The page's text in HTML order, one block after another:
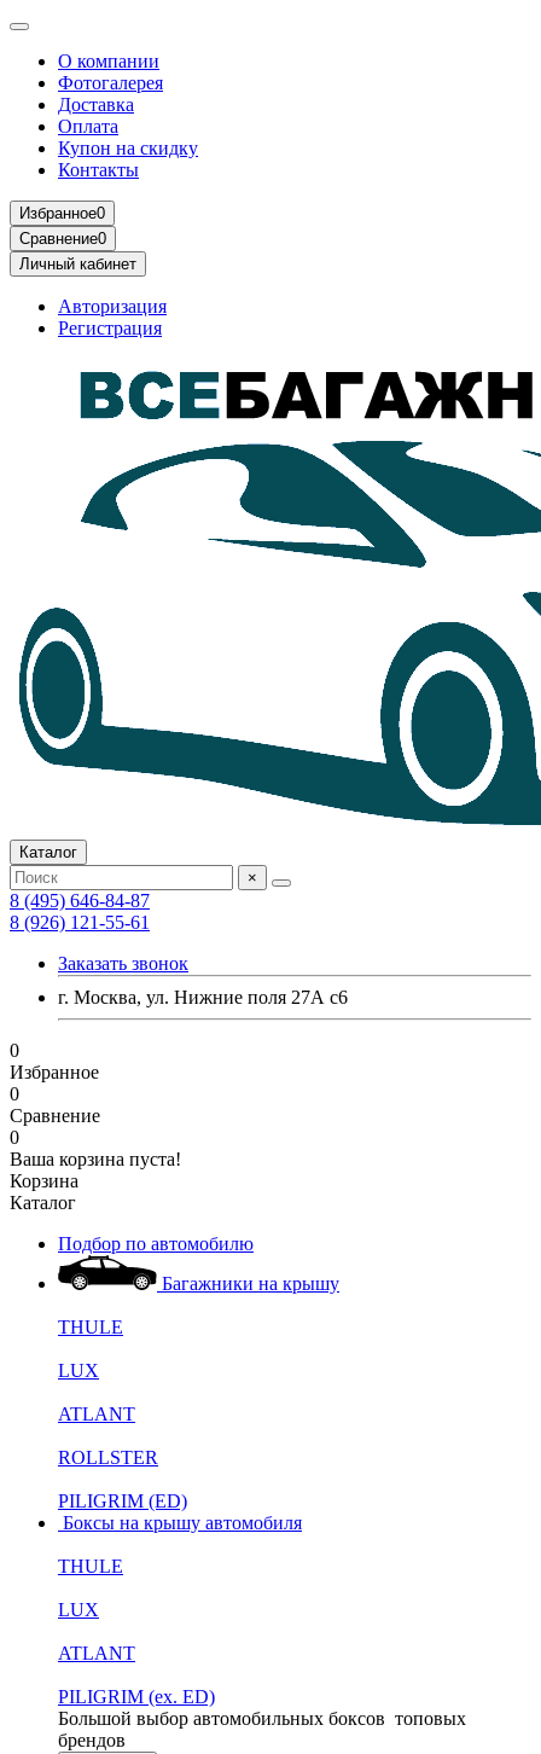
О компании
Фотогалерея
Доставка
Оплата
Купон на скидку
Контакты
Избранное0
Сравнение0
Личный кабинет
Авторизация
Регистрация
Каталог
×
8 (495) 646-84-87
8 (926) 121-55-61
Заказать звонок
г. Москва, ул. Нижние поля 27А с6
0
Избранное
0
Сравнение
0
Ваша корзина пуста!
Корзина
Каталог
Подбор по автомобилю
Багажники на крышу
THULE
LUX
ATLANT
ROLLSTER
PILIGRIM (ED)
Боксы на крышу автомобиля
THULE
LUX
ATLANT
PILIGRIM (ex. ED)
Большой выбор автомобильных боксов топовых
брендов